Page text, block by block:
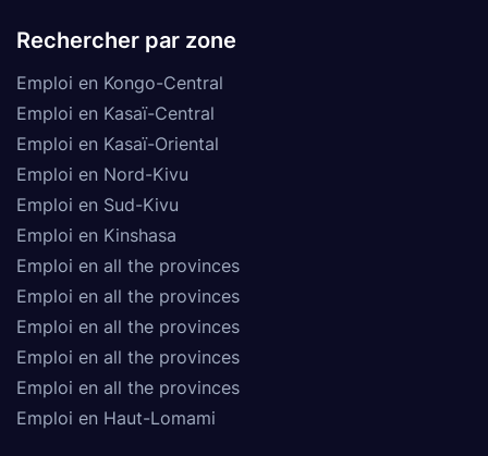
Rechercher par zone
Emploi en Kongo-Central
Emploi en Kasaï-Central
Emploi en Kasaï-Oriental
Emploi en Nord-Kivu
Emploi en Sud-Kivu
Emploi en Kinshasa
Emploi en all the provinces
Emploi en all the provinces
Emploi en all the provinces
Emploi en all the provinces
Emploi en all the provinces
Emploi en Haut-Lomami